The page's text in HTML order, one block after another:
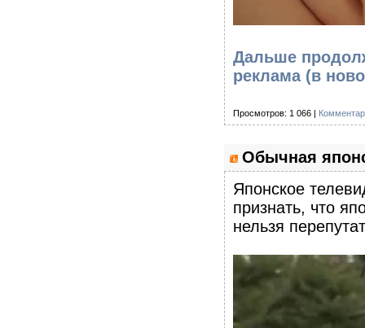
Дальше
реклама (в
Просмотров: 1 066 |
Обычная
Японское
признать, что
нельзя